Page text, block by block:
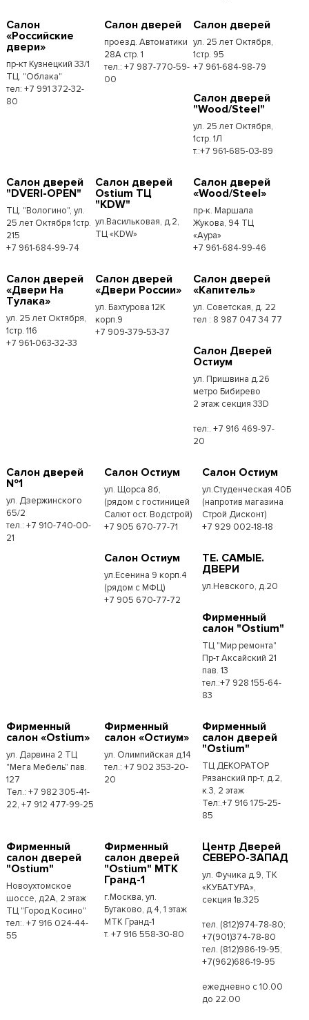
Салон
«Российские
двери»
пр-кт Кузнецкий 33/1
ТЦ. "Облака"
тел: +7 991 372-32-
80
Салон дверей
проезд. Автоматики
28А стр. 1
тел.: +7 987-770-59-
00
Салон дверей
ул. 25 лет Октября,
1стр. 95
+7 961-684-98-79
Салон дверей
"Wood/Steel"
ул. 25 лет Октября,
1стр. 1Л
т.:+7 961-685-03-89
Салон дверей
"DVERI-OPEN"
ТЦ. "Вологино", ул.
25 лет Октября 1стр.
215
+7 961-684-99-74
Салон дверей
Ostium ТЦ
"KDW"
ул.Васильковая, д.2,
ТЦ «KDW»
Салон дверей
«Wood/Steel»
пр-к. Маршала
Жукова, 94 ТЦ
«Аура»
+7 961-684-99-46
Салон дверей
«Двери На
Тулака»
ул. 25 лет Октября,
1стр. 116
+7 961-063-32-33
Салон дверей
«Двери России»
ул. Бахтурова 12К
корп.9
+7 909-379-53-37
Салон дверей
«Капитель»
ул. Советская, д. 22
тел : 8 987 047 34 77
Салон Дверей
Остиум
ул. Пришвина д.26
метро Бибирево
2 этаж секция 33D
тел:. +7 916 469-97-
20
Салон дверей
№1
ул. Дзержинского
65/2
тел.: +7 910-740-00-
21
Салон Остиум
ул. Щорса 8б,
(рядом с гостиницей
Салют ост. Водстрой)
+7 905 670-77-71
Салон Остиум
ул.Студенческая 40Б
(напротив магазина
Строй Дисконт)
+7 929 002-18-18
Салон Остиум
ул.Есенина 9 корп.4
(рядом с МФЦ)
+7 905 670-77-72
ТЕ. САМЫЕ.
ДВЕРИ
ул.Невского, д.20
Фирменный
салон "Ostium"
ТЦ "Мир ремонта"
Пр-т Аксайский 21
пав. 13
тел.:+7 928 155-64-
83
Фирменный
салон «Ostium»
ул. Дарвина 2 ТЦ
"Мега Мебель" пав.
127
Тел.: +7 982 305-41-
22, +7 912 477-99-25
Фирменный
салон «Остиум»
ул. Олимпийская д.14
тел.: +7 902 353-20-
20
Фирменный
салон дверей
"Ostium"
ТЦ ДЕКОРАТОР
Рязанский пр-т, д.2,
к.3, 2 этаж
Тел:.+7 916 175-25-
85
Фирменный
салон дверей
"Ostium"
Новоухтомское
шоссе, д2А, 2 этаж
ТЦ "Город Косино"
тел:. +7 916 024-44-
55
Фирменный
салон дверей
"Ostium" МТК
Гранд-1
г.Москва, ул.
Бутаково, д.4, 1 этаж
МТК Гранд-1
т. +7 916 558-30-80
Центр Дверей
СЕВЕРО-ЗАПАД
ул. Фучика д.9, ТК
«КУБАТУРА»,
секция 1в.325
тел. (812)974-78-80;
+7(901)374-78-80
тел. (812)986-19-95;
+7(962)686-19-95
ежедневно с 10.00
до 22.00